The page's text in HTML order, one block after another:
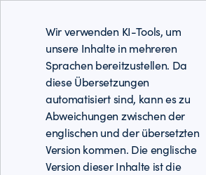
Wir verwenden KI-Tools, um
unsere Inhalte in mehreren
Sprachen bereitzustellen. Da
diese Übersetzungen
automatisiert sind, kann es zu
Abweichungen zwischen der
englischen und der übersetzten
Version kommen. Die englische
Version dieser Inhalte ist die